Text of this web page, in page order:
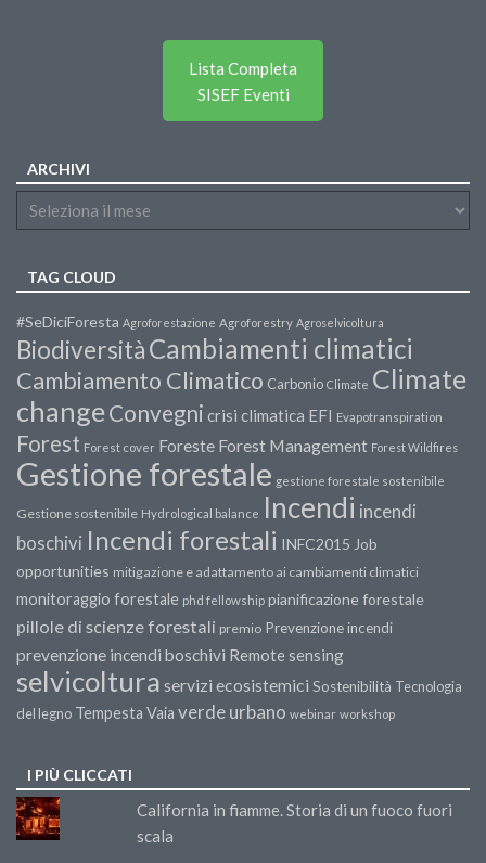
Lista Completa
SISEF Eventi
ARCHIVI
TAG CLOUD
#SeDiciForesta Agroforestazione Agroforestry Agroselvicoltura
BiodiversitàCambiamenti climatici
Cambiamento Climatico Carbonio Climate Climate
changeConvegni crisi climatica EFI Evapotranspiration
Forest Forest cover Foreste Forest Management Forest Wildfires
Gestione forestale gestione forestale sostenibile
Gestione sostenibile Hydrological balance Incendi incendi
boschivi Incendi forestali INFC2015 Job
opportunities mitigazione e adattamento ai cambiamenti climatici
monitoraggio forestale phd fellowship pianificazione forestale
pillole di scienze forestali premio Prevenzione incendi
prevenzione incendi boschivi Remote sensing
selvicoltura servizi ecosistemici Sostenibilità Tecnologia
del legno Tempesta Vaia verde urbano webinar workshop
I PIÙ CLICCATI
California in fiamme. Storia di un fuoco fuori
scala